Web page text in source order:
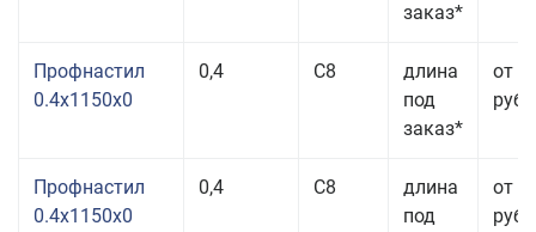
заказ*
Профнастил
0.4x1150x0
0,4 С8
длина
под
заказ*
от
руб.
Профнастил
0.4x1150x0
0,4 С8
длина
под
от
руб.